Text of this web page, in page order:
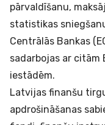
pārvaldīšanu,
statistikas
Centrālās Bankas
sadarbojas ar citām
iestādēm.
Latvijas finanšu
apdrošināšanas